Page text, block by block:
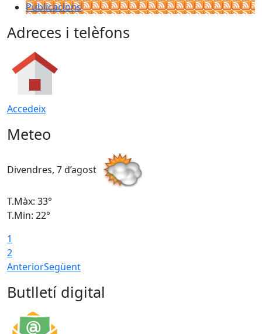
Publicacions
Adreces i telèfons
Accedeix
Meteo
Divendres, 7 d’agost
T.Màx: 33°
T.Min: 22°
1
2
AnteriorSegüent
Butlletí digital